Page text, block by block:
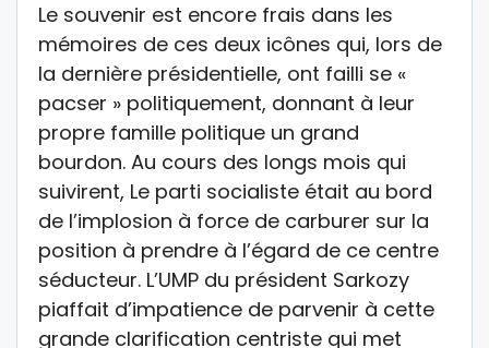
Le souvenir est encore frais dans les
mémoires de ces deux icônes qui, lors de
la dernière présidentielle, ont failli se «
pacser » politiquement, donnant à leur
propre famille politique un grand
bourdon. Au cours des longs mois qui
suivirent, Le parti socialiste était au bord
de l’implosion à force de carburer sur la
position à prendre à l’égard de ce centre
séducteur. L’UMP du président Sarkozy
piaffait d’impatience de parvenir à cette
grande clarification centriste qui met